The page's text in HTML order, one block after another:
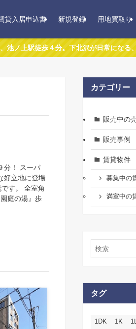
貸入居申込書 新規登録 用地買取り
４分。下北沢が日常になる、閑静な邸
分！ スーパ
好立地に登場
す。 全室角
庭の湯』歩
カテゴリー
販売中の
販売事例
賃貸物件
募集中の
満室中の
タグ
1DK 1K